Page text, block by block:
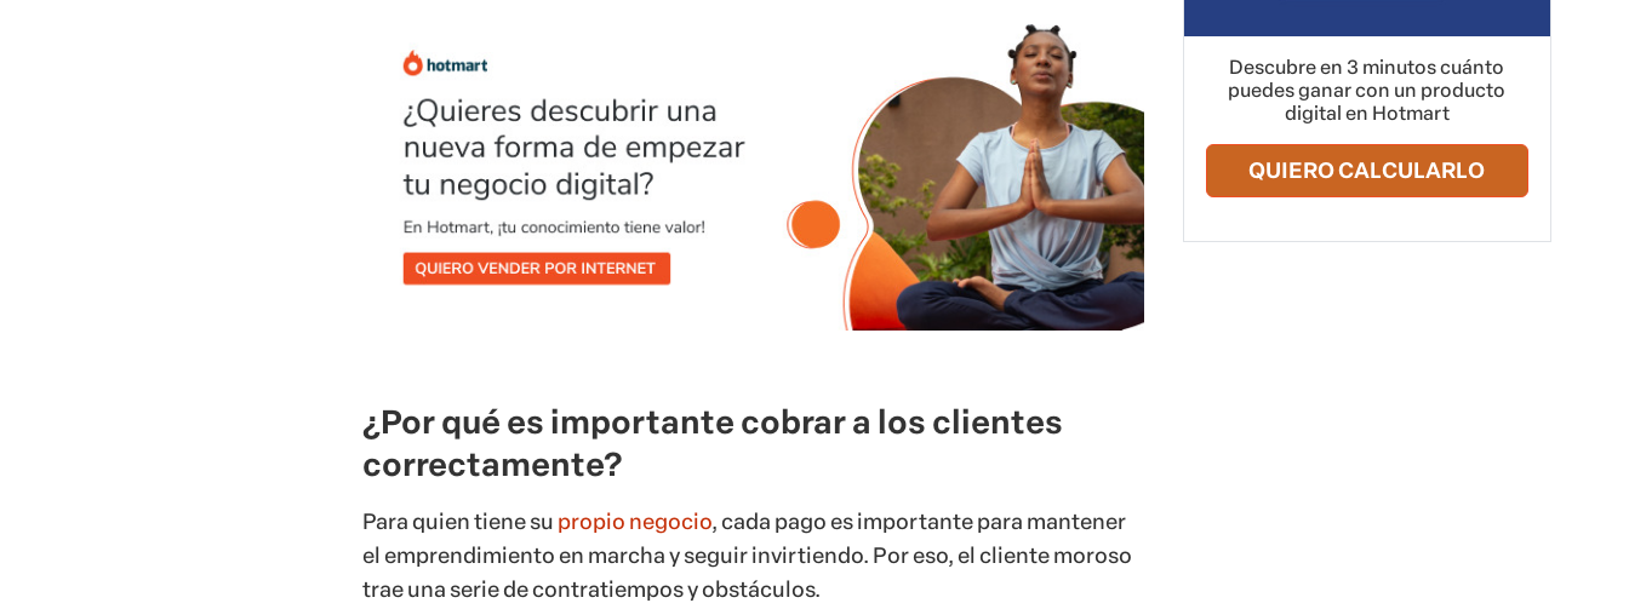
¿Por qué es importante cobrar a los clientes
correctamente?
Para quien tiene su propio negocio, cada pago es importante para mantener
el emprendimiento en marcha y seguir invirtiendo. Por eso, el cliente moroso
trae una serie de contratiempos y obstáculos.
Descubre en 3 minutos cuánto
puedes ganar con un producto
digital en Hotmart
QUIERO CALCULARLO